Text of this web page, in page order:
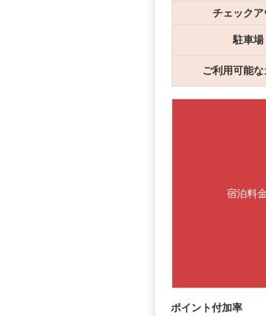
チェックア
駐車場
ご利用可能な
宿泊料金
ポイント付加率